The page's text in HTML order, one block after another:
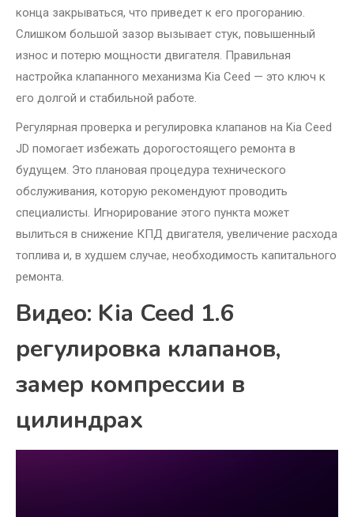
конца закрываться, что приведет к его прогоранию.
Слишком большой зазор вызывает стук, повышенный
износ и потерю мощности двигателя. Правильная
настройка клапанного механизма Kia Ceed — это ключ к
его долгой и стабильной работе.
Регулярная проверка и регулировка клапанов на Kia Ceed
JD помогает избежать дорогостоящего ремонта в
будущем. Это плановая процедура технического
обслуживания, которую рекомендуют проводить
специалисты. Игнорирование этого пункта может
вылиться в снижение КПД двигателя, увеличение расхода
топлива и, в худшем случае, необходимость капитального
ремонта.
Видео: Kia Ceed 1.6
регулировка клапанов,
замер компрессии в
цилиндрах